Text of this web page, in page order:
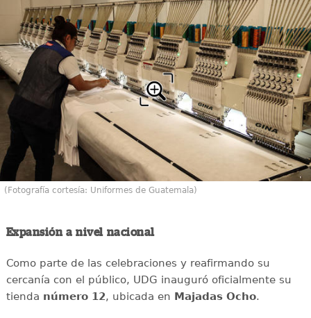
(Fotografía cortesía: Uniformes de Guatemala)
Expansión a nivel nacional
Como parte de las celebraciones y reafirmando su
cercanía con el público, UDG inauguró oficialmente su
tienda número 12, ubicada en Majadas Ocho.